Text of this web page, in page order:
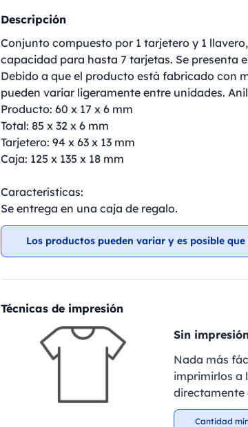
Descripción
Conjunto compuesto por 1 tarjetero y 1
capacidad para hasta 7 tarjetas. Se presenta
Debido a que el producto está fabricado con
pueden variar ligeramente entre unidades.
Producto: 60 x 17 x 6 mm
Total: 85 x 32 x 6 mm
Tarjetero: 94 x 63 x 13 mm
Caja: 125 x 135 x 18 mm
Características:
Se entrega en una caja de regalo.
Los productos pueden variar y es posible
Técnicas de impresión
Sin
Nada más
imprimirlos a
directamente
Cantidad